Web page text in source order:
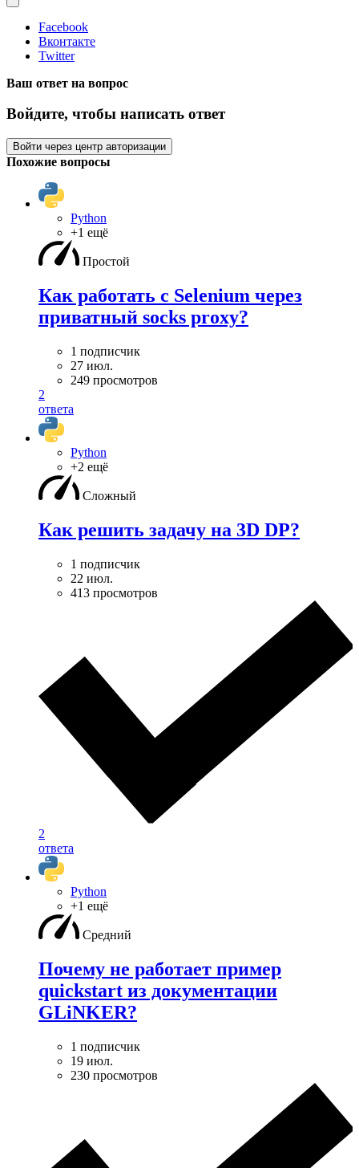
Facebook
Вконтакте
Twitter
Ваш ответ на вопрос
Войдите, чтобы написать ответ
Войти через центр авторизации
Похожие вопросы
Python
+1 ещё
Простой
Как работать с Selenium через
приватный socks proxy?
1 подписчик
27 июл.
249 просмотров
2
ответа
Python
+2 ещё
Сложный
Как решить задачу на 3D DP?
1 подписчик
22 июл.
413 просмотров
2
ответа
Python
+1 ещё
Средний
Почему не работает пример
quickstart из документации
GLiNKER?
1 подписчик
19 июл.
230 просмотров